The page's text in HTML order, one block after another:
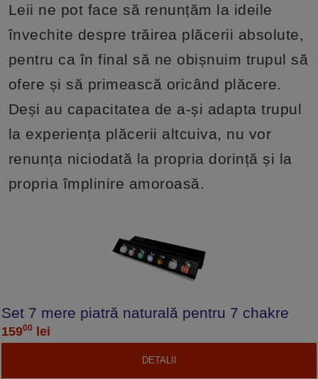
Leii ne pot face să renunțăm la ideile
învechite despre trăirea plăcerii absolute,
pentru ca în final să ne obișnuim trupul să
ofere și să primească oricând plăcere.
Deși au capacitatea de a-și adapta trupul
la experiența plăcerii altcuiva, nu vor
renunța niciodată la propria dorință și la
propria împlinire amoroasă.
Set 7 mere piatră naturală pentru 7 chakre
15900 lei
DETALII